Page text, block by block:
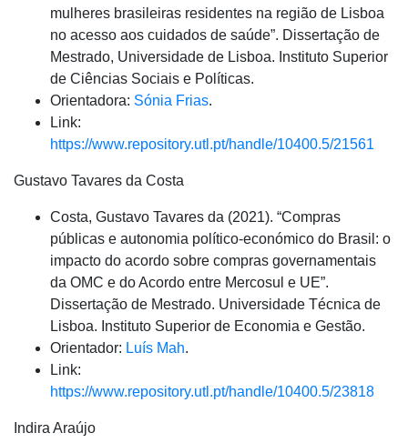
mulheres brasileiras residentes na região de Lisboa
no acesso aos cuidados de saúde”. Dissertação de
Mestrado, Universidade de Lisboa. Instituto Superior
de Ciências Sociais e Políticas.
Orientadora: Sónia Frias.
Link:
https://www.repository.utl.pt/handle/10400.5/21561
Gustavo Tavares da Costa
Costa, Gustavo Tavares da (2021). “Compras
públicas e autonomia político-económico do Brasil: o
impacto do acordo sobre compras governamentais
da OMC e do Acordo entre Mercosul e UE”.
Dissertação de Mestrado. Universidade Técnica de
Lisboa. Instituto Superior de Economia e Gestão.
Orientador: Luís Mah.
Link:
https://www.repository.utl.pt/handle/10400.5/23818
Indira Araújo